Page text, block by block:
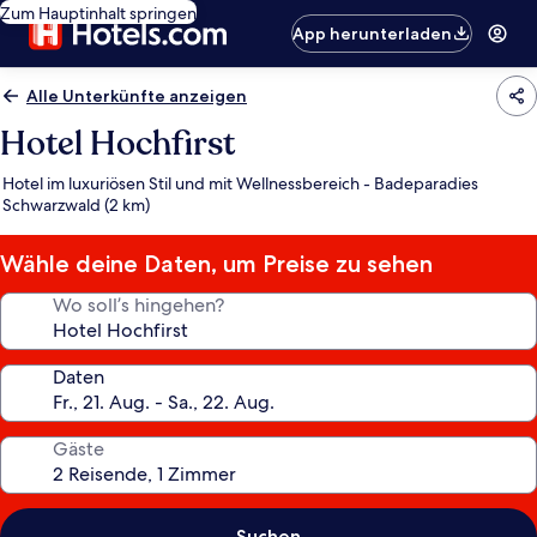
Zum Hauptinhalt springen
App herunterladen
Alle Unterkünfte anzeigen
Hotel Hochfirst
Hotel im luxuriösen Stil und mit Wellnessbereich - Badeparadies
Schwarzwald (2 km)
Wähle deine Daten, um Preise zu sehen
Wo soll’s hingehen?
Daten
Gäste